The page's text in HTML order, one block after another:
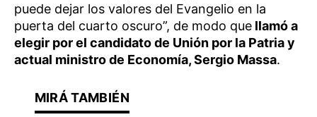
puede dejar los valores del Evangelio en la
puerta del cuarto oscuro”, de modo que llamó a
elegir por el candidato de Unión por la Patria y
actual ministro de Economía, Sergio Massa.